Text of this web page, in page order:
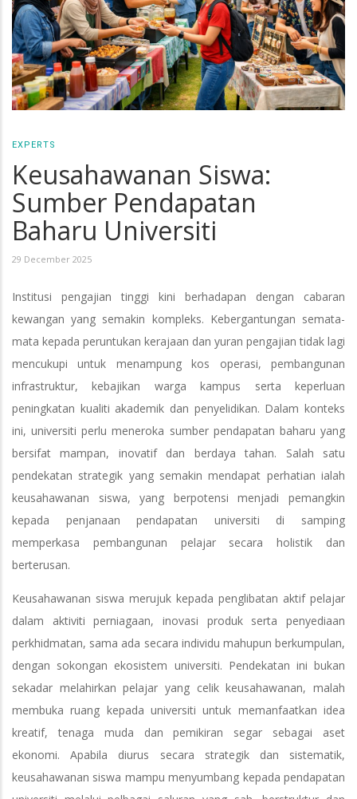
EXPERTS
Keusahawanan Siswa:
Sumber Pendapatan
Baharu Universiti
29 December 2025
Institusi pengajian tinggi kini berhadapan dengan cabaran
kewangan yang semakin kompleks. Kebergantungan semata-
mata kepada peruntukan kerajaan dan yuran pengajian tidak lagi
mencukupi untuk menampung kos operasi, pembangunan
infrastruktur, kebajikan warga kampus serta keperluan
peningkatan kualiti akademik dan penyelidikan. Dalam konteks
ini, universiti perlu meneroka sumber pendapatan baharu yang
bersifat mampan, inovatif dan berdaya tahan. Salah satu
pendekatan strategik yang semakin mendapat perhatian ialah
keusahawanan siswa, yang berpotensi menjadi pemangkin
kepada penjanaan pendapatan universiti di samping
memperkasa pembangunan pelajar secara holistik dan
berterusan.
Keusahawanan siswa merujuk kepada penglibatan aktif pelajar
dalam aktiviti perniagaan, inovasi produk serta penyediaan
perkhidmatan, sama ada secara individu mahupun berkumpulan,
dengan sokongan ekosistem universiti. Pendekatan ini bukan
sekadar melahirkan pelajar yang celik keusahawanan, malah
membuka ruang kepada universiti untuk memanfaatkan idea
kreatif, tenaga muda dan pemikiran segar sebagai aset
ekonomi. Apabila diurus secara strategik dan sistematik,
keusahawanan siswa mampu menyumbang kepada pendapatan